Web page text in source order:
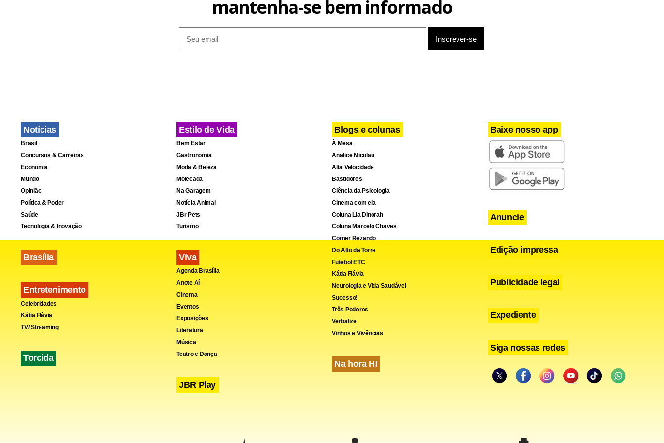
mantenha-se bem informado
Notícias
Brasil
Concursos & Carreiras
Economia
Mundo
Opinião
Política & Poder
Saúde
Tecnologia & Inovação
Brasília
Entretenimento
Celebridades
Kátia Flávia
TV/ Streaming
Torcida
Estilo de Vida
Bem Estar
Gastronomia
Moda & Beleza
Molecada
Na Garagem
Notícia Animal
JBr Pets
Turismo
Viva
Agenda Brasília
Anote Aí
Cinema
Eventos
Exposições
Literatura
Música
Teatro e Dança
JBR Play
Blogs e colunas
À Mesa
Analice Nicolau
Alta Velocidade
Bastidores
Ciência da Psicologia
Cinema com ela
Coluna Lia Dinorah
Coluna Marcelo Chaves
Comer Rezando
Do Alto da Torre
Futebol ETC
Kátia Flávia
Neurologia e Vida Saudável
Sucesso!
Três Poderes
Verbalize
Vinhos e Vivências
Na hora H!
Baixe nosso app
Anuncie
Edição impressa
Publicidade legal
Expediente
Siga nossas redes